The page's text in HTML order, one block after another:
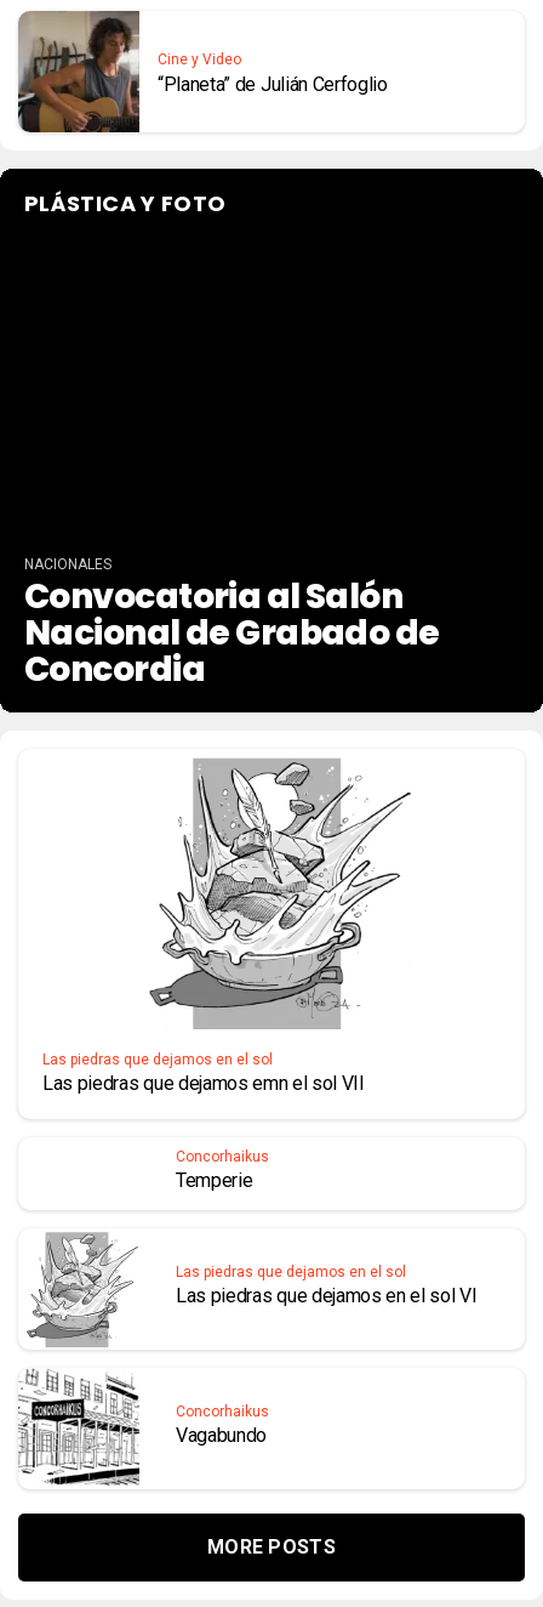
Cine y Video
“Planeta” de Julián Cerfoglio
PLÁSTICA Y FOTO
NACIONALES
Convocatoria al Salón
Nacional de Grabado de
Concordia
Las piedras que dejamos en el sol
Las piedras que dejamos emn el sol VII
Concorhaikus
Temperie
Las piedras que dejamos en el sol
Las piedras que dejamos en el sol VI
Concorhaikus
Vagabundo
MORE POSTS